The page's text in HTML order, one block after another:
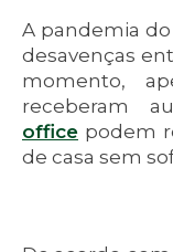
A pandemia
desavenças
momento,
receberam
office podem
de casa sem